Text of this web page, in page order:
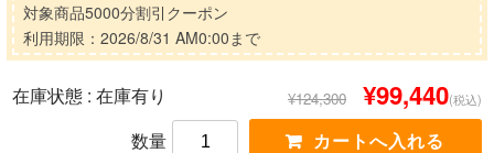
対象商品5000分割引クーポン
利用期限：2026/8/31 AM0:00まで
在庫状態 :在庫有り ¥124,300 ¥99,440(税込)
数量